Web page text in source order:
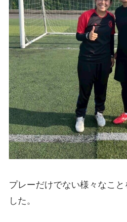
プレーだけでない様々なこ
した。